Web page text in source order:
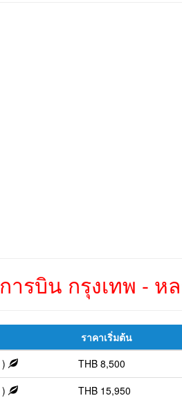
ารบิน กรุงเทพ - ห
ราคาเริ่มต้น
THB 8,500
THB 15,950